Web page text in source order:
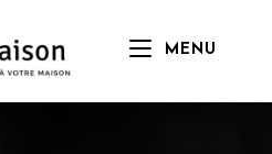
MENU